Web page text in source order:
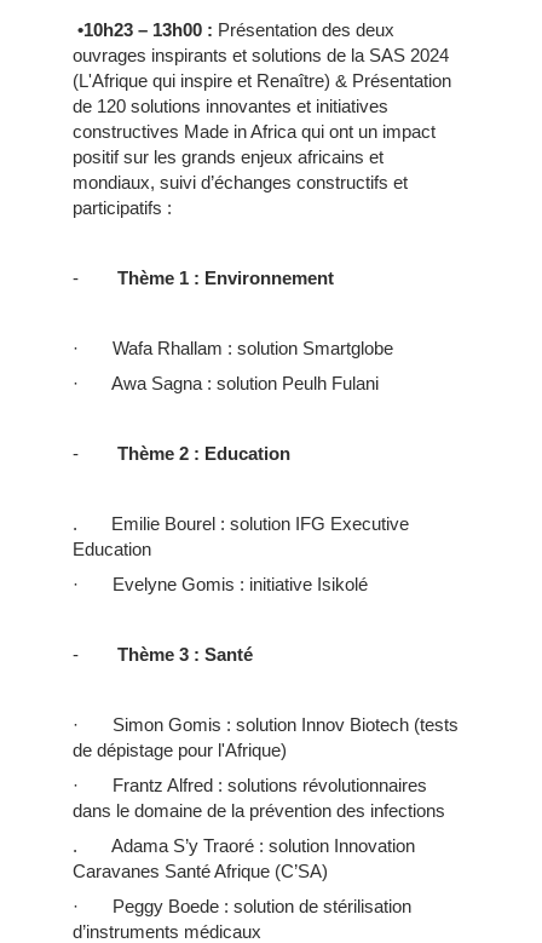
•10h23 – 13h00 : Présentation des deux
ouvrages inspirants et solutions de la SAS 2024
(L'Afrique qui inspire et Renaître) & Présentation
de 120 solutions innovantes et initiatives
constructives Made in Africa qui ont un impact
positif sur les grands enjeux africains et
mondiaux, suivi d’échanges constructifs et
participatifs :
- Thème 1 : Environnement
· Wafa Rhallam : solution Smartglobe
· Awa Sagna : solution Peulh Fulani
- Thème 2 : Education
. Emilie Bourel : solution IFG Executive
Education
· Evelyne Gomis : initiative Isikolé
- Thème 3 : Santé
· Simon Gomis : solution Innov Biotech (tests
de dépistage pour l'Afrique)
· Frantz Alfred : solutions révolutionnaires
dans le domaine de la prévention des infections
. Adama S’y Traoré : solution Innovation
Caravanes Santé Afrique (C’SA)
· Peggy Boede : solution de stérilisation
d’instruments médicaux